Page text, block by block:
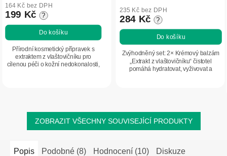
produktu
je
5,0
z
hvězdiček.
164 Kč bez DPH
199 Kč ?
Do košíku
Přírodní kosmetický přípravek s
extraktem z vlaštovičníku pro
cílenou péči o kožní nedokonalosti,
235 Kč bez DPH
284 Kč ?
Do košíku
Zvýhodněný set: 2× Krémový balzám
„Extrakt z vlaštovičníku“ čistotel
pomáhá hydratovat, vyživovat a
ZOBRAZIT VŠECHNY SOUVISEJÍCÍ PRODUKTY
Popis Podobné (8) Hodnocení (10) Diskuze